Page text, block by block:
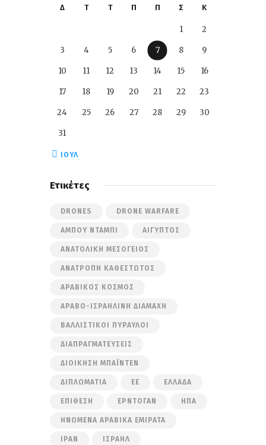
Δ Τ Τ Π Π Σ Κ
1 2
3 4 5 6 7 8 9
10 11 12 13 14 15 16
17 18 19 20 21 22 23
24 25 26 27 28 29 30
31
« ΙΟΎΛ
Ετικέτες
DRONES DRONE WARFARE
ΆΜΠΟΥ ΝΤΆΜΠΙ ΑΊΓΥΠΤΟΣ
ΑΝΑΤΟΛΙΚΉ ΜΕΣΌΓΕΙΟΣ
ΑΝΑΤΡΟΠΉ ΚΑΘΕΣΤΏΤΟΣ
ΑΡΑΒΙΚΌΣ ΚΌΣΜΟΣ
ΑΡΑΒΟ-ΙΣΡΑΗΛΙΝΉ ΔΙΑΜΆΧΗ
ΒΑΛΛΙΣΤΙΚΟΊ ΠΎΡΑΥΛΟΙ
ΔΙΑΠΡΑΓΜΑΤΕΎΣΕΙΣ
ΔΙΟΊΚΗΣΗ ΜΠΆΙΝΤΕΝ
ΔΙΠΛΩΜΑΤΊΑ ΕΕ ΕΛΛΆΔΑ
ΕΠΊΘΕΣΗ ΕΡΝΤΟΓΆΝ ΗΠΑ
ΗΝΩΜΈΝΑ ΑΡΑΒΙΚΆ ΕΜΙΡΆΤΑ
ΙΡΆΝ ΙΣΡΑΉΛ